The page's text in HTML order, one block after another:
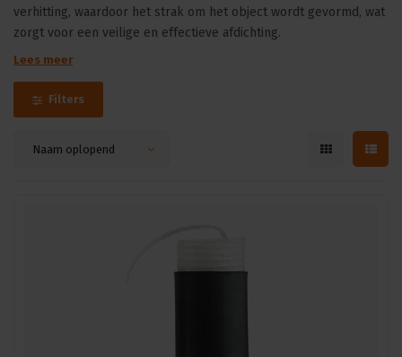
verhitting, waardoor het strak om het object wordt gevormd, wat
zorgt voor een veilige en effectieve afdichting.
Lees meer
Filters
Naam oplopend